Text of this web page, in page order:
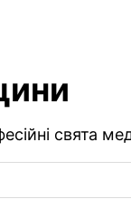
свята